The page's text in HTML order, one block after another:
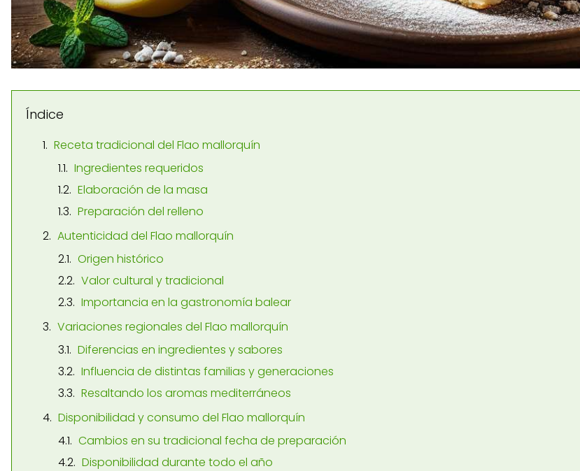
Índice
Receta tradicional del Flao mallorquín
Ingredientes requeridos
Elaboración de la masa
Preparación del relleno
Autenticidad del Flao mallorquín
Origen histórico
Valor cultural y tradicional
Importancia en la gastronomía balear
Variaciones regionales del Flao mallorquín
Diferencias en ingredientes y sabores
Influencia de distintas familias y generaciones
Resaltando los aromas mediterráneos
Disponibilidad y consumo del Flao mallorquín
Cambios en su tradicional fecha de preparación
Disponibilidad durante todo el año